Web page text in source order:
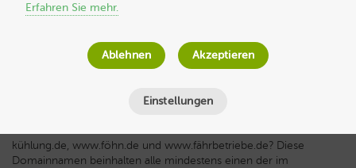
Minuten
kühlung.de, www.föhn.de und www.fährbetriebe.de? Diese
Domainnamen beinhalten alle mindestens einen der im
Erfahren Sie mehr.
Einstellungen
Ablehnen Akzeptieren